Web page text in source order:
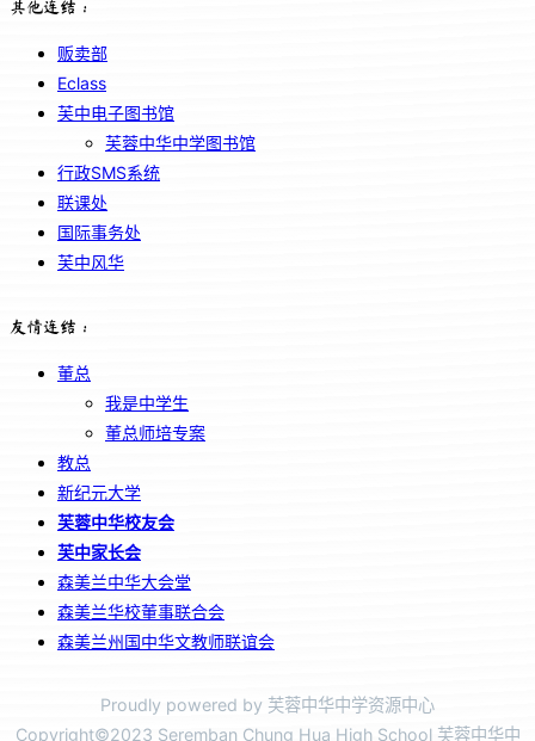
其他连结：
贩卖部
Eclass
芙中电子图书馆
芙蓉中华中学图书馆
行政SMS系统
联课处
国际事务处
芙中风华
友情连结：
董总
我是中学生
董总师培专案
教总
新纪元大学
芙蓉中华校友会
芙中家长会
森美兰中华大会堂
森美兰华校董事联合会
森美兰州国中华文教师联谊会
Proudly powered by 芙蓉中华中学资源中心
Copyright©2023 Seremban Chung Hua High School 芙蓉中华中